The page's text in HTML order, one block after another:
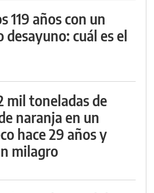
119 años con un
desayuno: cuál es el
mil toneladas de
naranja en un
hace 29 años y
milagro